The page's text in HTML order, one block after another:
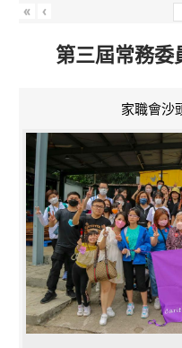
« ‹
第三屆常務
家職會沙